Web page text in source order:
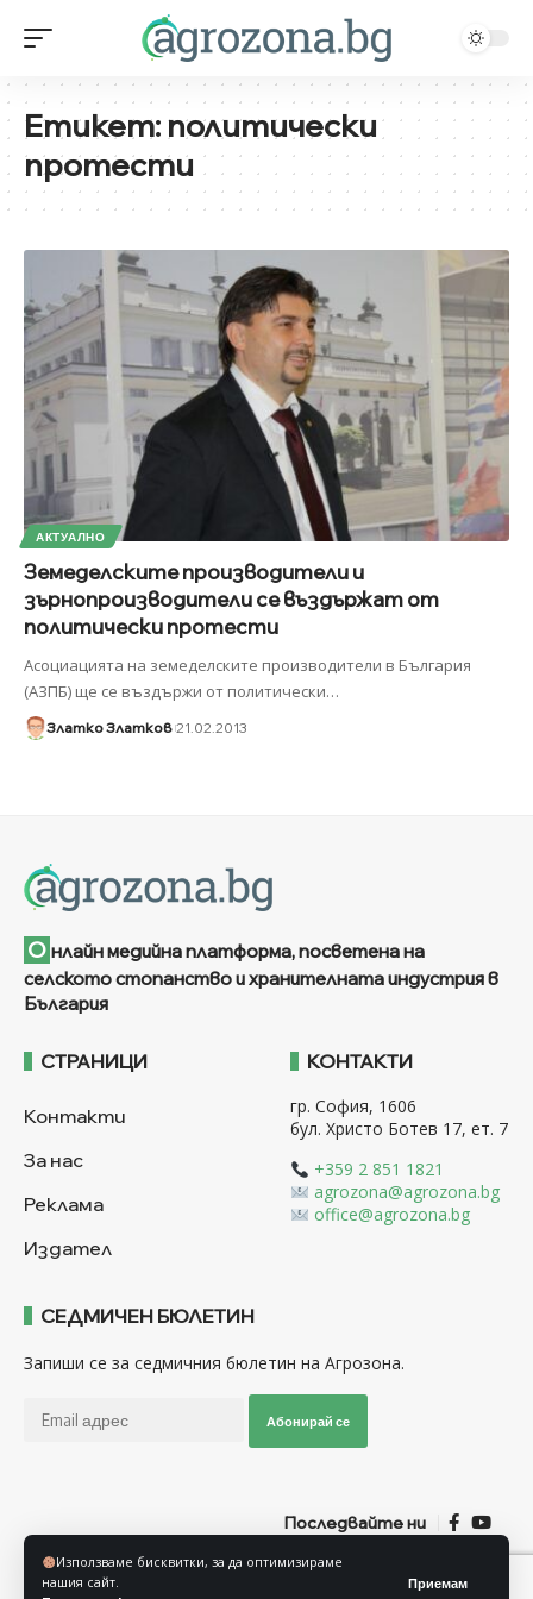
Използваме бисквитки, за да оптимизираме
нашия сайт.
Приемам
Етикет:политически
протести
АКТУАЛНО
Земеделските производители и
зърнопроизводители се въздържат от
политически протести
Асоциацията на земеделските производители в България
(АЗПБ) ще се въздържи от политически…
Златко Златков 21.02.2013
О нлайн медийна платформа, посветена на
селското стопанство и хранителната индустрия в
България
СТРАНИЦИ
Контакти
За нас
Реклама
Издател
КОНТАКТИ
гр. София, 1606
бул. Христо Ботев 17, ет. 7
+359 2 851 1821
agrozona@agrozona.bg
office@agrozona.bg
СЕДМИЧЕН БЮЛЕТИН
Запиши се за седмичния бюлетин на Агрозона.
Абонирай се
Последвайте ни
Общи условия Политика за използване на “Бисквитки”